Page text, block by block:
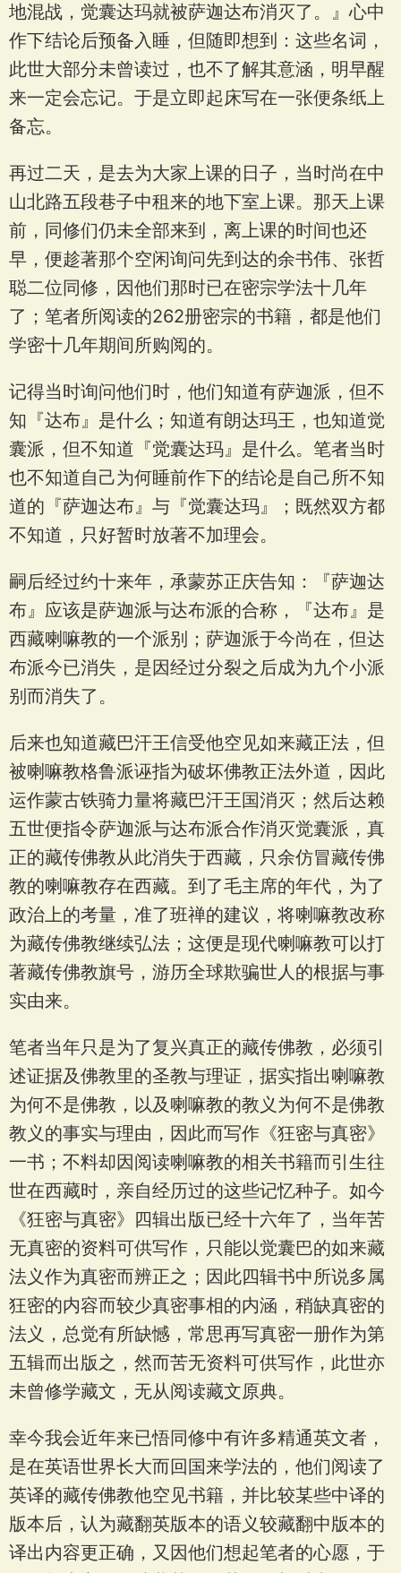
地混战，觉囊达玛就被萨迦达布消灭了。』心中
作下结论后预备入睡，但随即想到：这些名词，
此世大部分未曾读过，也不了解其意涵，明早醒
来一定会忘记。于是立即起床写在一张便条纸上
备忘。
再过二天，是去为大家上课的日子，当时尚在中
山北路五段巷子中租来的地下室上课。那天上课
前，同修们仍未全部来到，离上课的时间也还
早，便趁著那个空闲询问先到达的余书伟、张哲
聪二位同修，因他们那时已在密宗学法十几年
了；笔者所阅读的262册密宗的书籍，都是他们
学密十几年期间所购阅的。
记得当时询问他们时，他们知道有萨迦派，但不
知『达布』是什么；知道有朗达玛王，也知道觉
囊派，但不知道『觉囊达玛』是什么。笔者当时
也不知道自己为何睡前作下的结论是自己所不知
道的『萨迦达布』与『觉囊达玛』；既然双方都
不知道，只好暂时放著不加理会。
嗣后经过约十来年，承蒙苏正庆告知：『萨迦达
布』应该是萨迦派与达布派的合称，『达布』是
西藏喇嘛教的一个派别；萨迦派于今尚在，但达
布派今已消失，是因经过分裂之后成为九个小派
别而消失了。
后来也知道藏巴汗王信受他空见如来藏正法，但
被喇嘛教格鲁派诬指为破坏佛教正法外道，因此
运作蒙古铁骑力量将藏巴汗王国消灭；然后达赖
五世便指令萨迦派与达布派合作消灭觉囊派，真
正的藏传佛教从此消失于西藏，只余仿冒藏传佛
教的喇嘛教存在西藏。到了毛主席的年代，为了
政治上的考量，准了班禅的建议，将喇嘛教改称
为藏传佛教继续弘法；这便是现代喇嘛教可以打
著藏传佛教旗号，游历全球欺骗世人的根据与事
实由来。
笔者当年只是为了复兴真正的藏传佛教，必须引
述证据及佛教里的圣教与理证，据实指出喇嘛教
为何不是佛教，以及喇嘛教的教义为何不是佛教
教义的事实与理由，因此而写作《狂密与真密》
一书；不料却因阅读喇嘛教的相关书籍而引生往
世在西藏时，亲自经历过的这些记忆种子。如今
《狂密与真密》四辑出版已经十六年了，当年苦
无真密的资料可供写作，只能以觉囊巴的如来藏
法义作为真密而辨正之；因此四辑书中所说多属
狂密的内容而较少真密事相的内涵，稍缺真密的
法义，总觉有所缺憾，常思再写真密一册作为第
五辑而出版之，然而苦无资料可供写作，此世亦
未曾修学藏文，无从阅读藏文原典。
幸今我会近年来已悟同修中有许多精通英文者，
是在英语世界长大而回国来学法的，他们阅读了
英译的藏传佛教他空见书籍，并比较某些中译的
版本后，认为藏翻英版本的语义较藏翻中版本的
译出内容更正确，又因他们想起笔者的心愿，于